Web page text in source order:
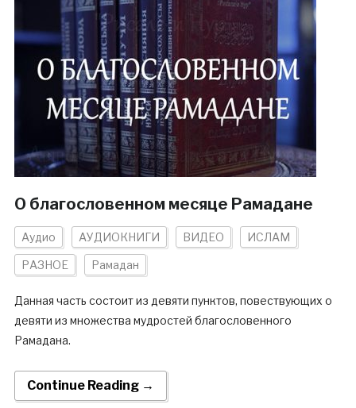
О благословенном месяце Рамадане
Аудио АУДИОКНИГИ ВИДЕО ИСЛАМ
РАЗНОЕ Рамадан
Данная часть состоит из девяти пунктов, повествующих о
девяти из множества мудростей благословенного
Рамадана.
Continue Reading →